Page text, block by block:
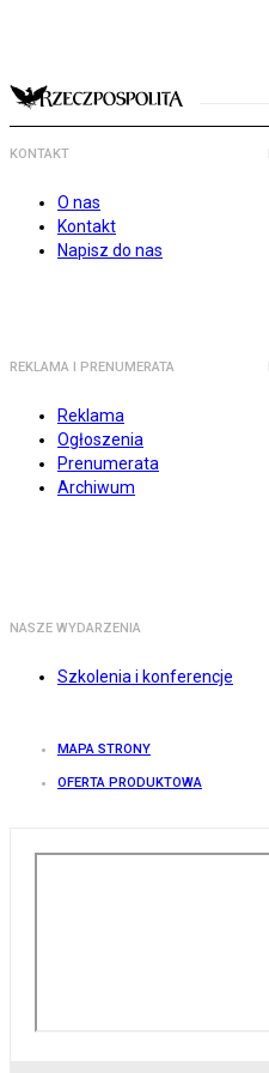
KONTAKT
O nas
Kontakt
Napisz do nas
REKLAMA I PRENUMERATA
Reklama
Ogłoszenia
Prenumerata
Archiwum
NASZE WYDARZENIA
Szkolenia i konferencje
MAPA STRONY
OFERTA PRODUKTOWA